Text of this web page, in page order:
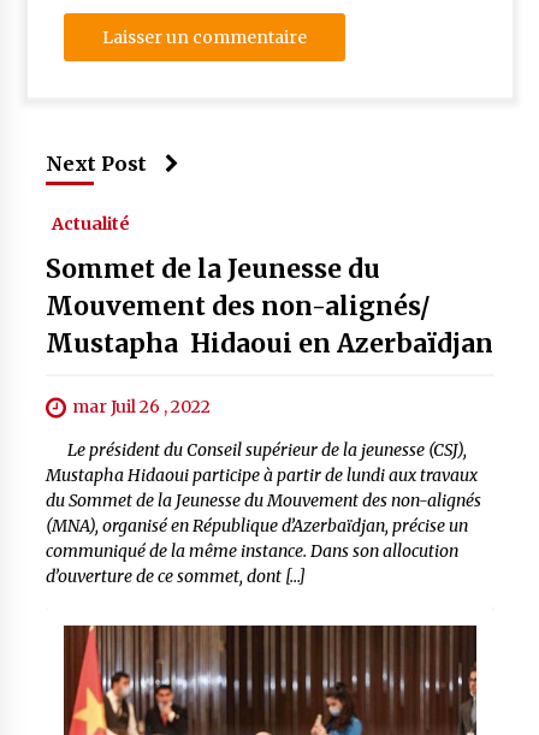
Next Post
Actualité
Sommet de la Jeunesse du
Mouvement des non-alignés/
Mustapha Hidaoui en Azerbaïdjan
mar Juil 26 , 2022
Le président du Conseil supérieur de la jeunesse (CSJ),
Mustapha Hidaoui participe à partir de lundi aux travaux
du Sommet de la Jeunesse du Mouvement des non-alignés
(MNA), organisé en République d’Azerbaïdjan, précise un
communiqué de la même instance. Dans son allocution
d’ouverture de ce sommet, dont […]